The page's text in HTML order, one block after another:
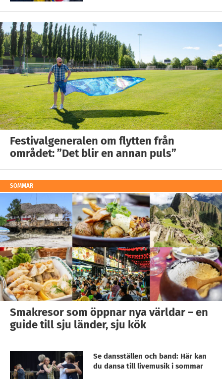
Festivalgeneralen om flytten från
området: ”Det blir en annan puls”
SOMMAR
Smakresor som öppnar nya världar – en
guide till sju länder, sju kök
Se dansställen och band: Här kan
du dansa till livemusik i sommar